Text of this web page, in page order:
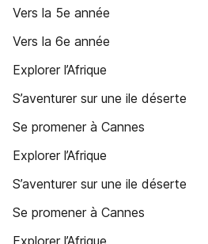
Vers la 5e année
Vers la 6e année
Explorer l’Afrique
S’aventurer sur une ile déserte
Se promener à Cannes
Explorer l’Afrique
S’aventurer sur une ile déserte
Se promener à Cannes
Explorer l’Afrique